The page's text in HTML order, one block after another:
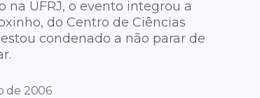
na UFRJ, o evento integrou a
do Centro de Ciências
condenado a não parar de
de 2006